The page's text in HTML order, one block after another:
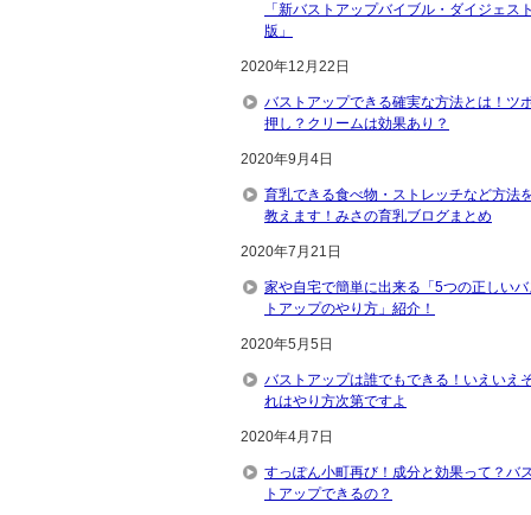
「新バストアップバイブル・ダイジェスト
版」
2020年12月22日
バストアップできる確実な方法とは！ツ
押し？クリームは効果あり？
2020年9月4日
育乳できる食べ物・ストレッチなど方法
教えます！みさの育乳ブログまとめ
2020年7月21日
家や自宅で簡単に出来る「5つの正しいバ
トアップのやり方」紹介！
2020年5月5日
バストアップは誰でもできる！いえいえ
れはやり方次第ですよ
2020年4月7日
すっぽん小町再び！成分と効果って？バ
トアップできるの？